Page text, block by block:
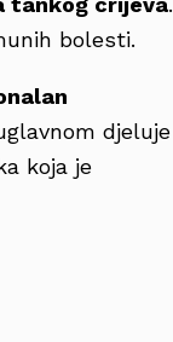
bolesti.
djeluje
koja je